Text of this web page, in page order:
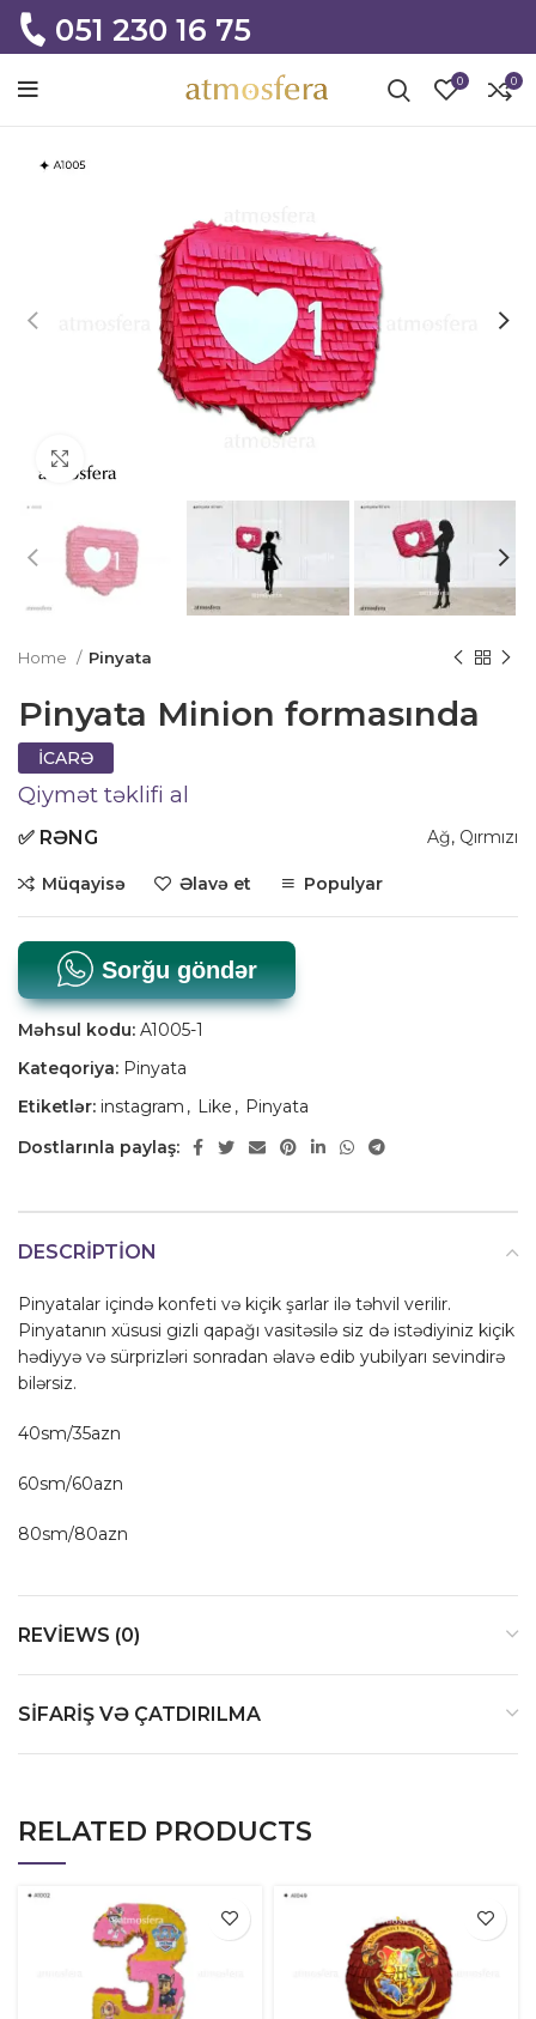
051 230 16 75
0 0
Home Pinyata
Pinyata Minion formasında
İCARƏ
Qiymət təklifi al
✅ RƏNG Ağ, Qırmızı
Müqayisə Əlavə et Populyar
Sorğu göndər
Məhsul kodu: A1005-1
Kateqoriya: Pinyata
Etiketlər: instagram , Like , Pinyata
Dostlarınla paylaş:
DESCRIPTION
Pinyatalar içində konfeti və kiçik şarlar ilə təhvil verilir.
Pinyatanın xüsusi gizli qapağı vasitəsilə siz də istədiyiniz kiçik
hədiyyə və sürprizləri sonradan əlavə edib yubilyarı sevindirə
bilərsiz.
40sm/35azn
60sm/60azn
80sm/80azn
REVIEWS (0)
SIFARIŞ VƏ ÇATDIRILMA
RELATED PRODUCTS